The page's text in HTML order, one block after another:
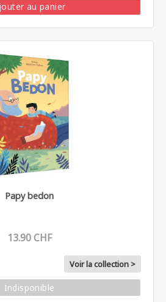
au panier
Papy bedon
13.90 CHF
Voir la collection >
Indisponible